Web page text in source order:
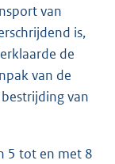
van
is,
de
van de
van
5 tot en met 8